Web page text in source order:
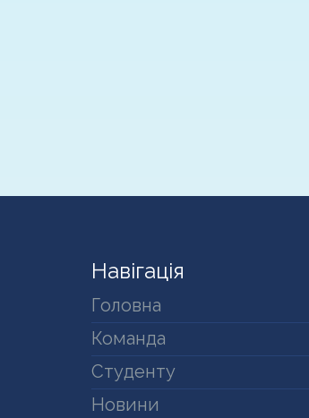
Навігація
Головна
Команда
Студенту
Новини